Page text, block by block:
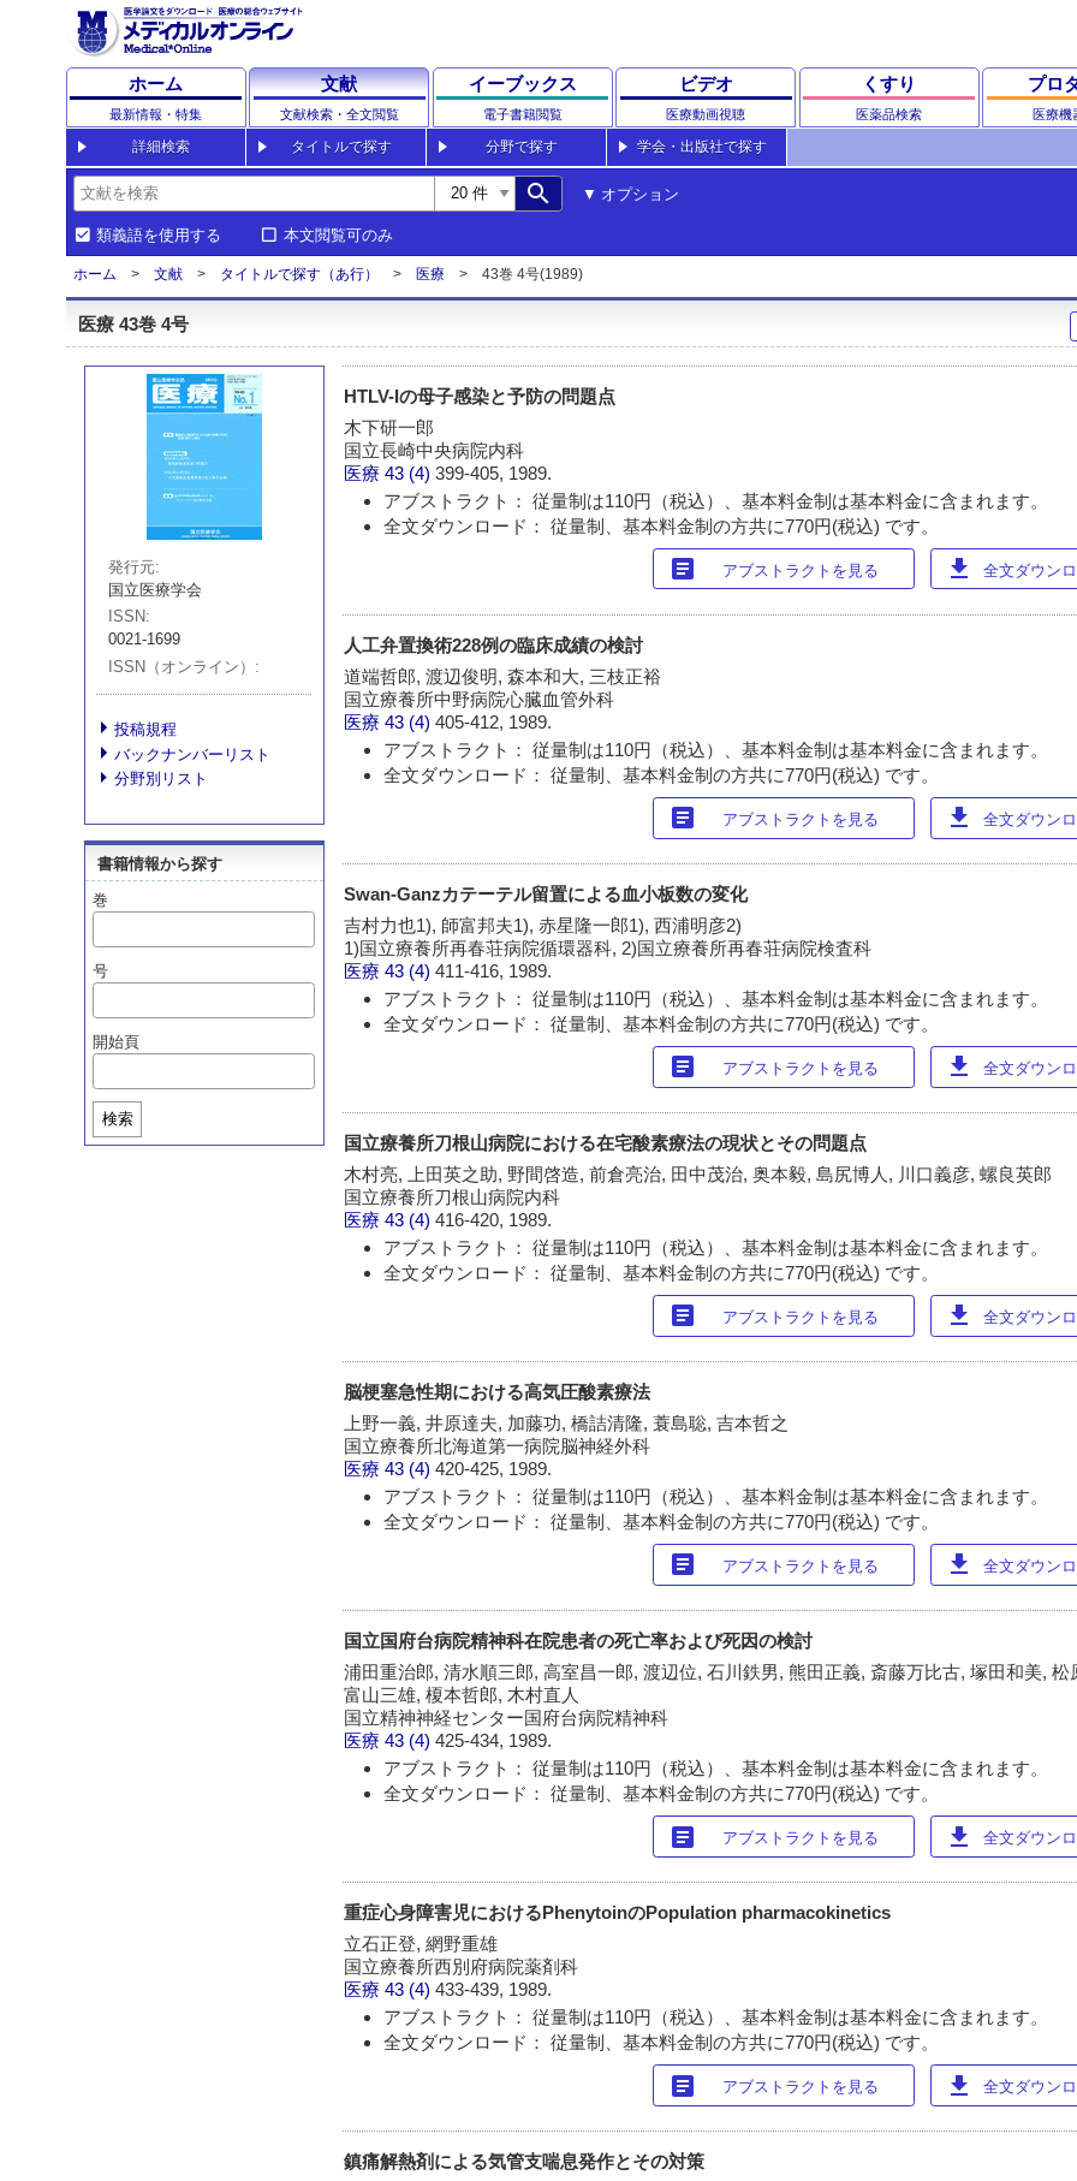
ホーム
最新情報・特集
文献
文献検索・全文閲覧
イーブックス
電子書籍閲覧
ビデオ
医療動画視聴
くすり
医薬品検索
プロ
医療機
詳細検索 タイトルで探す 分野で探す 学会・出版社で探す
search オプション
類義語を使用する 本文閲覧可のみ
ホーム 文献 タイトルで探す（あ行） 医療 43巻 4号(1989)
医療 43巻 4号
発行元
国立医療学会
ISSN
0021-1699
ISSN（オンライン）
投稿規程
バックナンバーリスト
分野別リスト
書籍情報から探す
巻
号
開始頁
検索
HTLV-Iの母子感染と予防の問題点
木下研一郎
国立長崎中央病院内科
医療 43 (4)399-405, 1989.
アブストラクト： 従量制は110円（税込）、基本料金制は基本料金に含まれます。
全文ダウンロード： 従量制、基本料金制の方共に770円(税込) です。
article アブストラクトを見る download 全文ダウン
人工弁置換術228例の臨床成績の検討
道端哲郎, 渡辺俊明, 森本和大, 三枝正裕
国立療養所中野病院心臓血管外科
医療 43 (4)405-412, 1989.
アブストラクト： 従量制は110円（税込）、基本料金制は基本料金に含まれます。
全文ダウンロード： 従量制、基本料金制の方共に770円(税込) です。
article アブストラクトを見る download 全文ダウン
Swan-Ganzカテーテル留置による血小板数の変化
吉村力也1), 師富邦夫1), 赤星隆一郎1), 西浦明彦2)
1)国立療養所再春荘病院循環器科, 2)国立療養所再春荘病院検査科
医療 43 (4)411-416, 1989.
アブストラクト： 従量制は110円（税込）、基本料金制は基本料金に含まれます。
全文ダウンロード： 従量制、基本料金制の方共に770円(税込) です。
article アブストラクトを見る download 全文ダウン
国立療養所刀根山病院における在宅酸素療法の現状とその問題点
木村亮, 上田英之助, 野間啓造, 前倉亮治, 田中茂治, 奥本毅, 島尻博人, 川口義彦, 螺良英郎
国立療養所刀根山病院内科
医療 43 (4)416-420, 1989.
アブストラクト： 従量制は110円（税込）、基本料金制は基本料金に含まれます。
全文ダウンロード： 従量制、基本料金制の方共に770円(税込) です。
article アブストラクトを見る download 全文ダウン
脳梗塞急性期における高気圧酸素療法
上野一義, 井原達夫, 加藤功, 橋詰清隆, 蓑島聡, 吉本哲之
国立療養所北海道第一病院脳神経外科
医療 43 (4)420-425, 1989.
アブストラクト： 従量制は110円（税込）、基本料金制は基本料金に含まれます。
全文ダウンロード： 従量制、基本料金制の方共に770円(税込) です。
article アブストラクトを見る download 全文ダウン
国立国府台病院精神科在院患者の死亡率および死因の検討
浦田重治郎, 清水順三郎, 高室昌一郎, 渡辺位, 石川鉄男, 熊田正義, 斎藤万比古, 塚田和美, 松
富山三雄, 榎本哲郎, 木村直人
国立精神神経センター国府台病院精神科
医療 43 (4)425-434, 1989.
アブストラクト： 従量制は110円（税込）、基本料金制は基本料金に含まれます。
全文ダウンロード： 従量制、基本料金制の方共に770円(税込) です。
article アブストラクトを見る download 全文ダウン
重症心身障害児におけるPhenytoinのPopulation pharmacokinetics
立石正登, 網野重雄
国立療養所西別府病院薬剤科
医療 43 (4)433-439, 1989.
アブストラクト： 従量制は110円（税込）、基本料金制は基本料金に含まれます。
全文ダウンロード： 従量制、基本料金制の方共に770円(税込) です。
article アブストラクトを見る download 全文ダウン
鎮痛解熱剤による気管支喘息発作とその対策